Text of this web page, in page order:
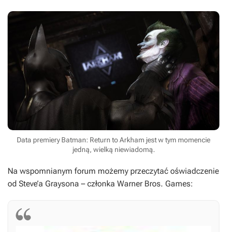
Data premiery Batman: Return to Arkham jest w tym momencie
jedną, wielką niewiadomą.
Na wspomnianym forum możemy przeczytać oświadczenie
od Steve’a Graysona – członka Warner Bros. Games: